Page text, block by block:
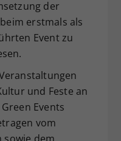
der
erstmals als
Event zu
und Feste an
Events
vom